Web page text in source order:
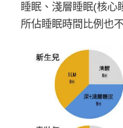
睡眠、淺層睡眠(核心
所佔睡眠時間比例也